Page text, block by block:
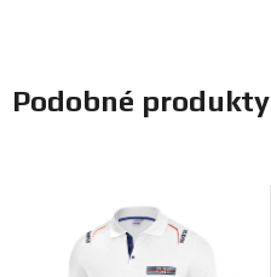
Podobné produkty